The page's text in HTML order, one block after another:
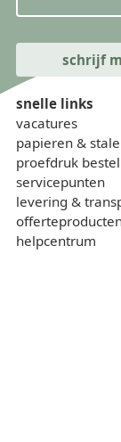
snelle links
vacatures
papieren &
proefdruk
servicepunten
levering &
helpcentrum